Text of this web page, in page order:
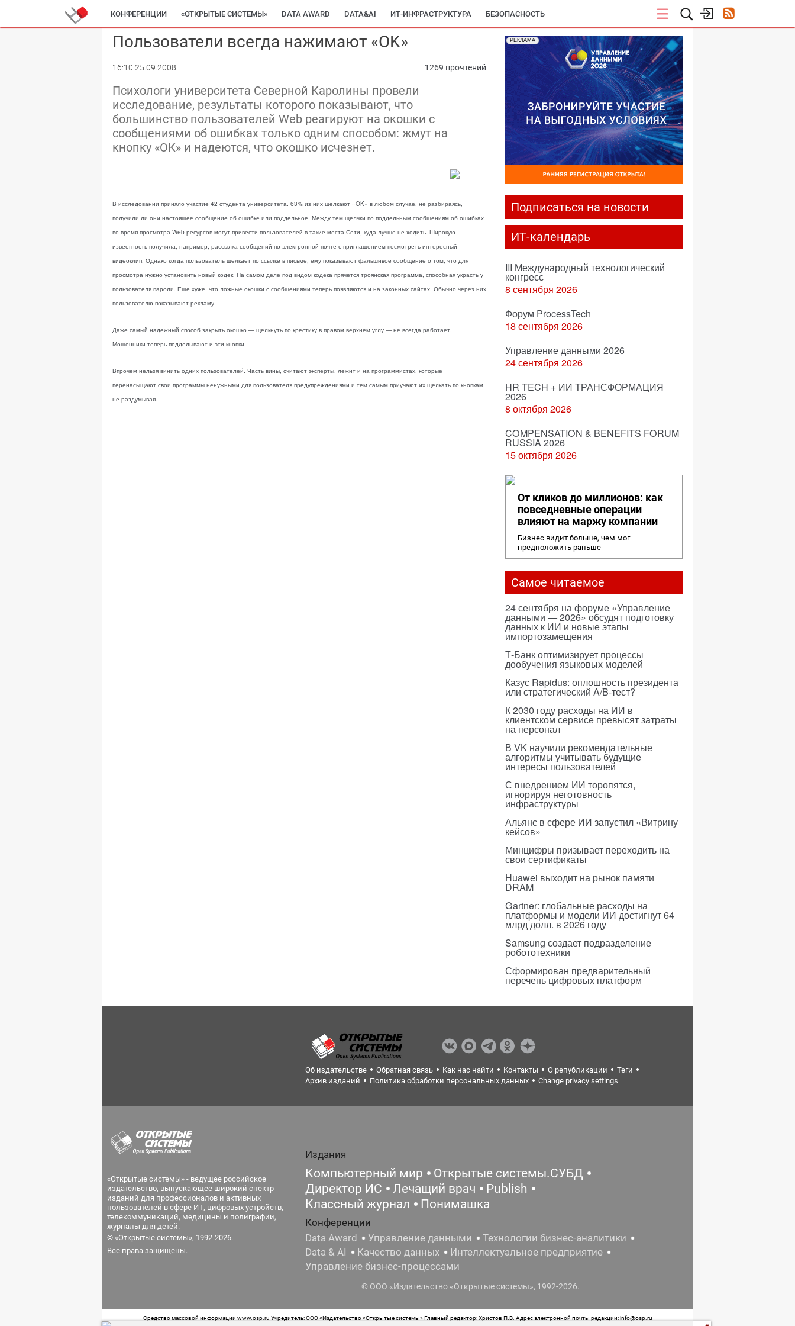
КОНФЕРЕНЦИИ «ОТКРЫТЫЕ СИСТЕМЫ» DATA AWARD DATA&AI ИТ-ИНФРАСТРУКТУРА БЕЗОПАСНОСТЬ
Пользователи всегда нажимают «OK»
16:10 25.09.2008 1269 прочтений
Психологи университета Северной Каролины провели
исследование, результаты которого показывают, что
большинство пользователей Web реагируют на окошки с
сообщениями об ошибках только одним способом: жмут на
кнопку «ОК» и надеются, что окошко исчезнет.
В исследовании приняло участие 42 студента университета. 63% из них щелкают «OK» в любом случае, не разбираясь,
получили ли они настоящее сообщение об ошибке или поддельное. Между тем щелчки по поддельным сообщениям об ошибках
во время просмотра Web-ресурсов могут привести пользователей в такие места Сети, куда лучше не ходить. Широкую
известность получила, например, рассылка сообщений по электронной почте с приглашением посмотреть интересный
видеоклип. Однако когда пользователь щелкает по ссылке в письме, ему показывают фальшивое сообщение о том, что для
просмотра нужно установить новый кодек. На самом деле под видом кодека прячется троянская программа, способная украсть у
пользователя пароли. Еще хуже, что ложные окошки с сообщениями теперь появляются и на законных сайтах. Обычно через них
пользователю показывают рекламу.
Даже самый надежный способ закрыть окошко — щелкнуть по крестику в правом верхнем углу — не всегда работает.
Мошенники теперь подделывают и эти кнопки.
Впрочем нельзя винить одних пользователей. Часть вины, считают эксперты, лежит и на программистах, которые
перенасыщают свои программы ненужными для пользователя предупреждениями и тем самым приучают их щелкать по кнопкам,
не раздумывая.
РЕКЛАМА
Подписаться на новости
ИТ-календарь
III Международный технологический
конгресс
8 сентября 2026
Форум ProcessTech
18 сентября 2026
Управление данными 2026
24 сентября 2026
HR TECH + ИИ ТРАНСФОРМАЦИЯ
2026
8 октября 2026
COMPENSATION & BENEFITS FORUM
RUSSIA 2026
15 октября 2026
От кликов до миллионов: как
повседневные операции
влияют на маржу компании
Бизнес видит больше, чем мог
предположить раньше
Самое читаемое
24 сентября на форуме «Управление
данными — 2026» обсудят подготовку
данных к ИИ и новые этапы
импортозамещения
Т-Банк оптимизирует процессы
дообучения языковых моделей
Казус Rapidus: оплошность президента
или стратегический A/B-тест?
К 2030 году расходы на ИИ в
клиентском сервисе превысят затраты
на персонал
В VK научили рекомендательные
алгоритмы учитывать будущие
интересы пользователей
С внедрением ИИ торопятся,
игнорируя неготовность
инфраструктуры
Альянс в сфере ИИ запустил «Витрину
кейсов»
Минцифры призывает переходить на
свои сертификаты
Huawei выходит на рынок памяти
DRAM
Gartner: глобальные расходы на
платформы и модели ИИ достигнут 64
млрд долл. в 2026 году
Samsung создает подразделение
робототехники
Сформирован предварительный
перечень цифровых платформ
Об издательстве Обратная связь Как нас найти Контакты О републикации
Теги
Архив изданий
Политика обработки персональных данных Change privacy settings
«Открытые системы» - ведущее российское
издательство, выпускающее широкий спектр
изданий для профессионалов и активных
пользователей в сфере ИТ, цифровых устройств,
телекоммуникаций, медицины и полиграфии,
журналы для детей.
© «Открытые системы», 1992-2026.
Все права защищены.
Издания
Компьютерный мир
Открытые системы.СУБД
Директор ИС
Лечащий врач
Publish
Классный журнал
Понимашка
Конференции
Data Award
Управление данными
Технологии бизнес-аналитики
Data & AI
Качество данных
Интеллектуальное предприятие
Управление бизнес-процессами
© ООО «Издательство «Открытые системы», 1992-2026.
Средство массовой информации www.osp.ru Учредитель: ООО «Издательство «Открытые системы» Главный редактор: Христов П.В. Адрес электронной почты редакции: info@osp.ru